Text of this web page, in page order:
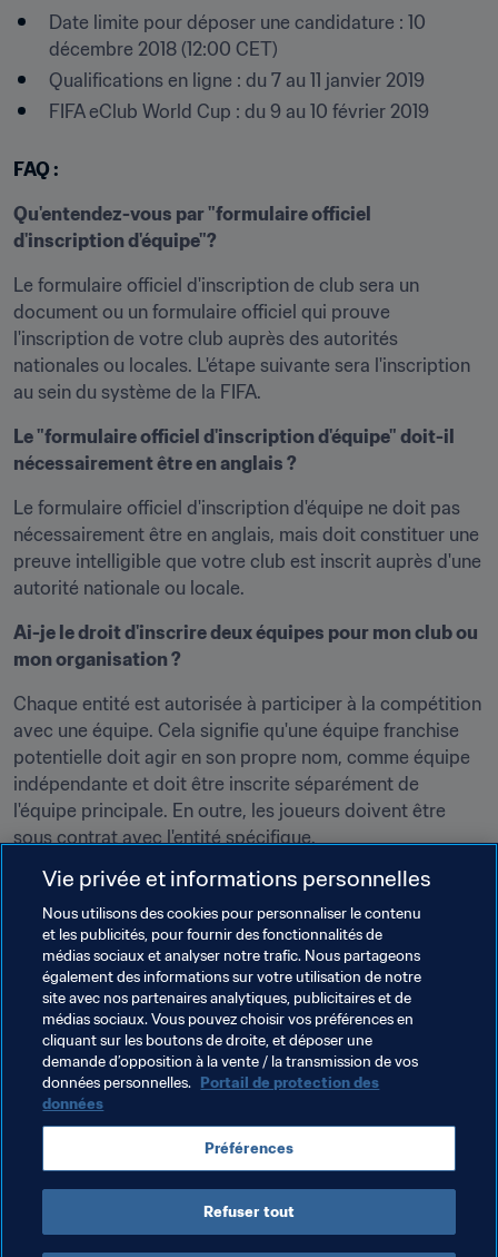
Date limite pour déposer une candidature : 10
décembre 2018 (12:00 CET)
Qualifications en ligne : du 7 au 11 janvier 2019
FIFA eClub World Cup : du 9 au 10 février 2019
FAQ :
Qu'entendez-vous par "formulaire officiel
d'inscription d'équipe"?
Le formulaire officiel d'inscription de club sera un
document ou un formulaire officiel qui prouve
l'inscription de votre club auprès des autorités
nationales ou locales. L'étape suivante sera l'inscription
au sein du système de la FIFA.
Le "formulaire officiel d'inscription d'équipe" doit-il
nécessairement être en anglais ?
Le formulaire officiel d'inscription d'équipe ne doit pas
nécessairement être en anglais, mais doit constituer une
preuve intelligible que votre club est inscrit auprès d'une
autorité nationale ou locale.
Ai-je le droit d'inscrire deux équipes pour mon club ou
mon organisation ?
Chaque entité est autorisée à participer à la compétition
avec une équipe. Cela signifie qu'une équipe franchise
potentielle doit agir en son propre nom, comme équipe
indépendante et doit être inscrite séparément de
l'équipe principale. En outre, les joueurs doivent être
sous contrat avec l'entité spécifique.
Est-il permis d'utiliser le compte d'une personne
tierce dans les qualifications ?
Le partage ou l'utilisation du compte d'un autre joueur
ou d'une autre équipe est strictement interdit.
Pour obtenir plus d'informations sur les prix, les
qualifications en ligne et l'eFOOTBALL MANAGEMENT
SYSTEM, cliquez ici.
Pour toute autre question…
N'hésitez pas à nous contacter par le biais de nos
chaînes sur les réseaux sociaux (Twitter, Facebook) ou
fifa.eworldcup@fifa.org
Vie privée et informations personnelles
Nous utilisons des cookies pour personnaliser le contenu
et les publicités, pour fournir des fonctionnalités de
médias sociaux et analyser notre trafic. Nous partageons
également des informations sur votre utilisation de notre
site avec nos partenaires analytiques, publicitaires et de
médias sociaux. Vous pouvez choisir vos préférences en
cliquant sur les boutons de droite, et déposer une
demande d’opposition à la vente / la transmission de vos
données personnelles. Portail de protection des
données
Préférences
Refuser tout